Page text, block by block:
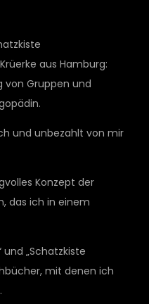
aus Hamburg:
von Gruppen und
und unbezahlt von mir
Konzept der
das ich in einem
„Schatzkiste
mit denen ich